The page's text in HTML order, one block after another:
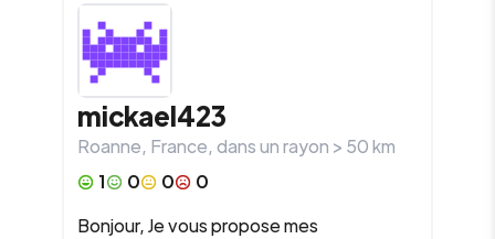
mickael423
Roanne, France, dans un rayon > 50km
1
0 0
0
Bonjour, Je vous propose mes